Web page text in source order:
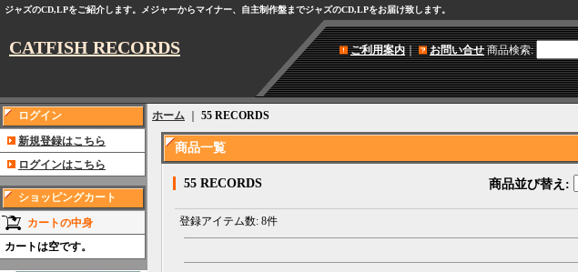
ジャズのCD,LPをご紹介します。メジャーからマイナー、自主制作盤までジャズのCD,LPをお届け致します。
CATFISH RECORDS ご利用案内｜ お問い合せ 商品検索:
ログイン
新規登録はこちら
ログインはこちら
ショッピングカート
カートの中身
カートは空です。
ホーム 55 RECORDS
商品一覧
55 RECORDS 商品並び替え :
登録アイテム数: 8件